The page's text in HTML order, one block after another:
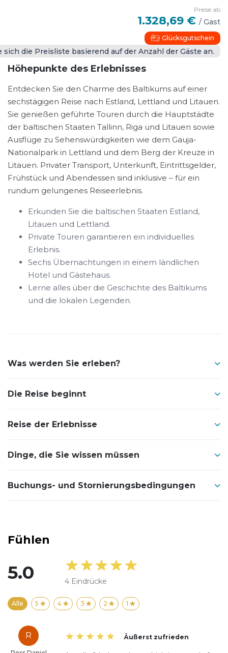
Höhepunkte des Erlebnisses
Entdecken Sie den Charme des Baltikums auf einer
sechstägigen Reise nach Estland, Lettland und Litauen.
Sie genießen geführte Touren durch die Hauptstädte
der baltischen Staaten Tallinn, Riga und Litauen sowie
Ausflüge zu Sehenswürdigkeiten wie dem Gauja-
Nationalpark in Lettland und dem Berg der Kreuze in
Litauen. Privater Transport, Unterkunft, Eintrittsgelder,
Frühstück und Abendessen sind inklusive – für ein
rundum gelungenes Reiseerlebnis.
Erkunden Sie die baltischen Staaten Estland,
Litauen und Lettland.
Private Touren garantieren ein individuelles
Erlebnis.
Sechs Übernachtungen in einem ländlichen
Hotel und Gästehaus.
Lerne alles über die Geschichte des Baltikums
und die lokalen Legenden.
Was werden Sie erleben?
Die Reise beginnt
Reise der Erlebnisse
Dinge, die Sie wissen müssen
Buchungs- und Stornierungsbedingungen
Preise ab
1.328,69 € / Gast
Glücksgutschein
sich die Preisliste basierend auf der Anzahl der Gäste an.
Fühlen
5.0 4 Eindrücke
Alle 5 4 3 2 1
R Äußerst zufrieden